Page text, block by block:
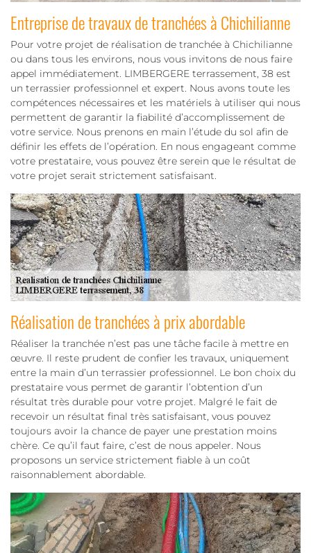
Entreprise de travaux de tranchées à Chichilianne
Pour votre projet de réalisation de tranchée à Chichilianne
ou dans tous les environs, nous vous invitons de nous faire
appel immédiatement. LIMBERGERE terrassement, 38 est
un terrassier professionnel et expert. Nous avons toute les
compétences nécessaires et les matériels à utiliser qui nous
permettent de garantir la fiabilité d’accomplissement de
votre service. Nous prenons en main l’étude du sol afin de
définir les effets de l’opération. En nous engageant comme
votre prestataire, vous pouvez être serein que le résultat de
votre projet serait strictement satisfaisant.
Réalisation de tranchées à prix abordable
Réaliser la tranchée n’est pas une tâche facile à mettre en
œuvre. Il reste prudent de confier les travaux, uniquement
entre la main d’un terrassier professionnel. Le bon choix du
prestataire vous permet de garantir l’obtention d’un
résultat très durable pour votre projet. Malgré le fait de
recevoir un résultat final très satisfaisant, vous pouvez
toujours avoir la chance de payer une prestation moins
chère. Ce qu’il faut faire, c’est de nous appeler. Nous
proposons un service strictement fiable à un coût
raisonnablement abordable.